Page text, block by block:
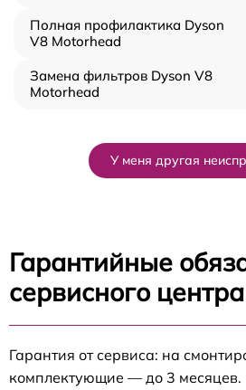
Полная профилактика Dyson
V8 Motorhead
Замена фильтров Dyson V8
Motorhead
У меня другая
Гарантийные
сервисного
Гарантия от сервиса: на
комплектующие — до 3 месяцев.